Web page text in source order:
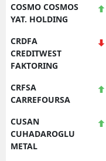
COSMO COSMOS
YAT. HOLDING
CRDFA
CREDITWEST
FAKTORING
CRFSA
CARREFOURSA
CUSAN
CUHADAROGLU
METAL